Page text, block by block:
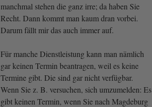
manchmal stehen die ganz irre; da haben Sie
Recht. Dann kommt man kaum dran vorbei.
Darum fällt mir das auch immer auf.
Für manche Dienstleistung kann man nämlich
gar keinen Termin beantragen, weil es keine
Termine gibt. Die sind gar nicht verfügbar.
Wenn Sie z. B. versuchen, sich umzumelden: Es
gibt keinen Termin, wenn Sie nach Magdeburg